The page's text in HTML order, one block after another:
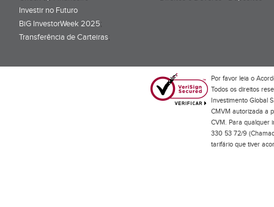
Investir no Futuro
BiG InvestorWeek 2025;
Transferência de Carteiras;
Por favor leia o
Todos os direitos
Investimento Global
CMVM autorizada a
CVM. Para qualquer
330 53 72/9
tarifário que tiver